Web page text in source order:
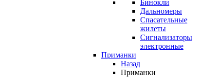
Бинокли
Дальномеры
Спасательные
жилеты
Сигнализаторы
электронные
Приманки
Назад
Приманки